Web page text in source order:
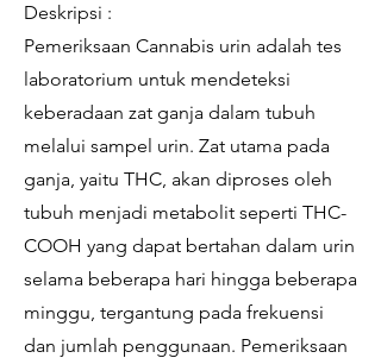
Deskripsi :
Pemeriksaan Cannabis urin adalah tes
laboratorium untuk mendeteksi
keberadaan zat ganja dalam tubuh
melalui sampel urin. Zat utama pada
ganja, yaitu THC, akan diproses oleh
tubuh menjadi metabolit seperti THC-
COOH yang dapat bertahan dalam urin
selama beberapa hari hingga beberapa
minggu, tergantung pada frekuensi
dan jumlah penggunaan. Pemeriksaan